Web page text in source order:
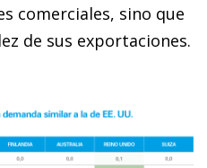
comerciales, sino que
de sus exportaciones.